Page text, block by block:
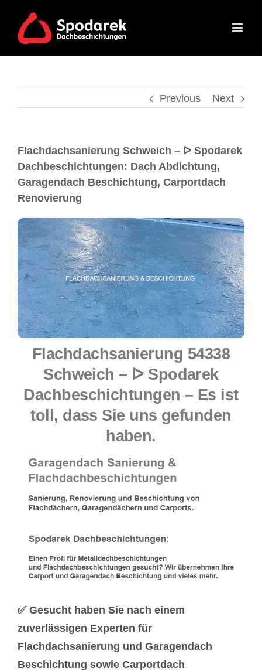
Previous Next
Flachdachsanierung Schweich – ᐅ Spodarek
Dachbeschichtungen: Dach Abdichtung,
Garagendach Beschichtung, Carportdach
Renovierung
Flachdachsanierung 54338
Schweich – ᐅ Spodarek
Dachbeschichtungen – Es ist
toll, dass Sie uns gefunden
haben.
✅ Gesucht haben Sie nach einem
zuverlässigen Experten für
Flachdachsanierung und Garagendach
Beschichtung sowie Carportdach